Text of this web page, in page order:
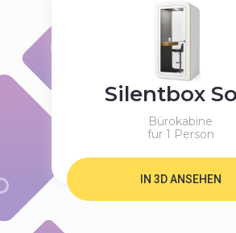
IN 3D ANSEHEN
Silentbox
Bürokabine
für 1 Person